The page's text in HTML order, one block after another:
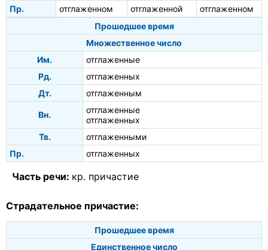
Пр. отглаженном отглаженной
отглаженном
Прошедшее время
Множественное число
Им.
отглаженные
Рд.
отглаженных
Дт.
отглаженным
Вн.
отглаженные
отглаженных
Тв.
отглаженными
Пр.
отглаженных
Часть речи: кр. причастие
Страдательное причастие:
Прошедшее время
Единственное число